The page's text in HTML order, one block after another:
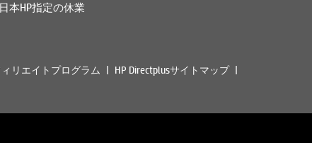
本HP指定の休業
リエイトプログラム
HP Directplusサイトマップ